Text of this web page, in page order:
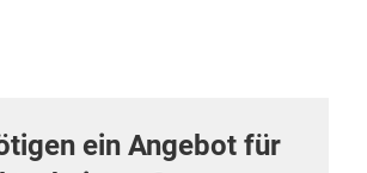
ein Angebot für